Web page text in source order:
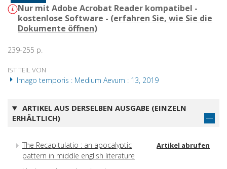
Nur mit Adobe Acrobat Reader kompatibel -
kostenlose Software - (erfahren Sie, wie Sie die
Dokumente öffnen)
239-255 p.
IST TEIL VON
Imago temporis : Medium Aevum : 13, 2019
ARTIKEL AUS DERSELBEN AUSGABE (EINZELN
ERHÄLTLICH)
The Recapitulatio : an apocalyptic
pattern in middle english literature
Artikel abrufen